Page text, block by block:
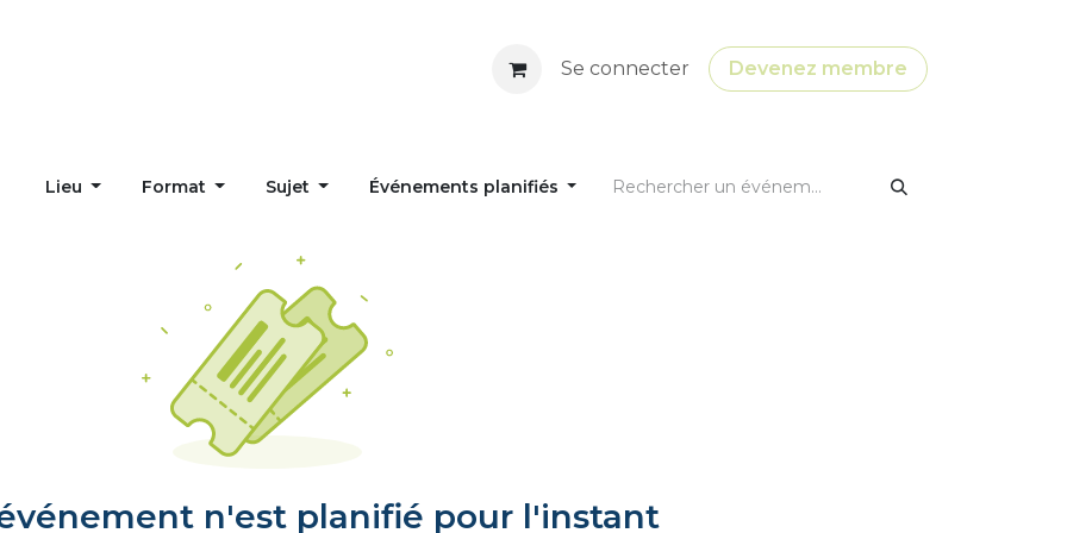
Se connecter Devenez membre
Lieu Format Sujet Événements planifiés
n'est planifié pour l'instant